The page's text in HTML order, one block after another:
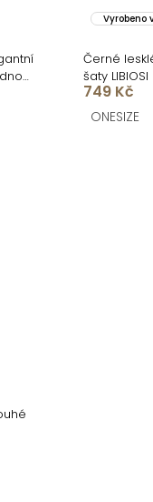
Vyrobeno
Černé
šaty
rameno
749 Kč
ONESIZE